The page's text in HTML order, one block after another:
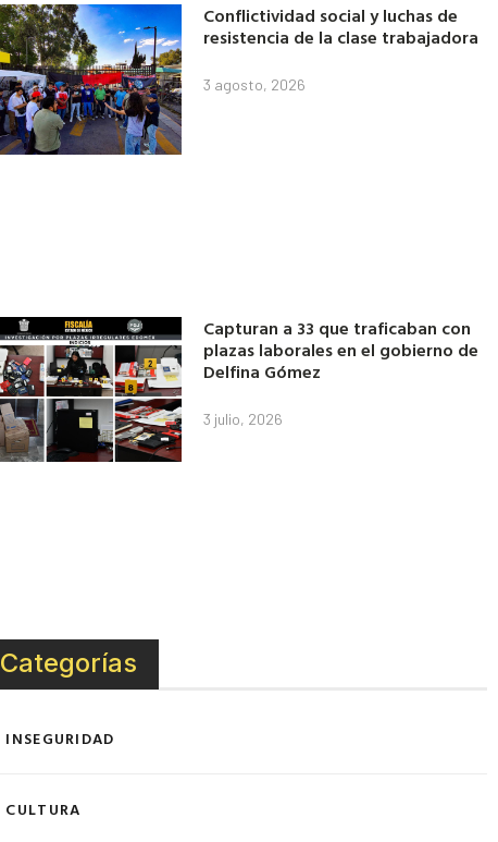
Conflictividad social y luchas de
resistencia de la clase trabajadora
3 agosto, 2026
Capturan a 33 que traficaban con
plazas laborales en el gobierno de
Delfina Gómez
3 julio, 2026
Categorías
INSEGURIDAD
CULTURA